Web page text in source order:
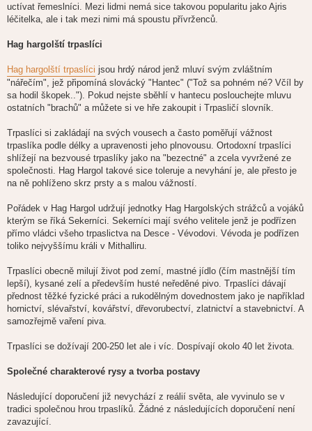
uctívat řemeslníci. Mezi lidmi nemá sice takovou popularitu jako Ajris
léčitelka, ale i tak mezi nimi má spoustu přívrženců.
Hag hargolští trpaslíci
Hag hargolští trpaslíci jsou hrdý národ jenž mluví svým zvláštním
"nářečím", jež připomíná slovácký "Hantec" ("Tož sa pohném né? Včíl by
sa hodil škopek.."). Pokud nejste sběhlí v hantecu poslouchejte mluvu
ostatních "brachů" a můžete si ve hře zakoupit i Trpasličí slovník.
Trpaslíci si zakládají na svých vousech a často poměřují vážnost
trpaslíka podle délky a upravenosti jeho plnovousu. Ortodoxní trpaslíci
shlížejí na bezvousé trpaslíky jako na "bezectné" a zcela vyvržené ze
společnosti. Hag Hargol takové sice toleruje a nevyhání je, ale přesto je
na ně pohlíženo skrz prsty a s malou vážností.
Pořádek v Hag Hargol udržují jednotky Hag Hargolských strážců a vojáků
kterým se říká Sekerníci. Sekerníci mají svého velitele jenž je podřízen
přímo vládci všeho trpaslictva na Desce - Vévodovi. Vévoda je podřízen
toliko nejvyššímu králi v Mithalliru.
Trpaslíci obecně milují život pod zemí, mastné jídlo (čím mastnější tím
lepší), kysané zelí a především husté neředěné pivo. Trpaslíci dávají
přednost těžké fyzické práci a rukodělným dovednostem jako je například
hornictví, slévařství, kovářství, dřevorubectví, zlatnictví a stavebnictví. A
samozřejmě vaření piva.
Trpaslíci se dožívají 200-250 let ale i víc. Dospívají okolo 40 let života.
Společné charakterové rysy a tvorba postavy
Následující doporučení již nevychází z reálií světa, ale vyvinulo se v
tradici společnou hrou trpaslíků. Žádné z následujících doporučení není
zavazující.